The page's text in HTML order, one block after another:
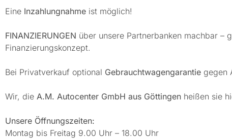
Eine Inzahlungnahme ist möglich!
FINANZIERUNGEN über unsere Partnerbanken machbar –
Finanzierungskonzept.
Bei Privatverkauf optional Gebrauchtwagengarantie gegen
Wir, die A.M. Autocenter GmbH aus Göttingen heißen sie
Unsere Öffnungszeiten:
Montag bis Freitag 9.00 Uhr – 18.00 Uhr